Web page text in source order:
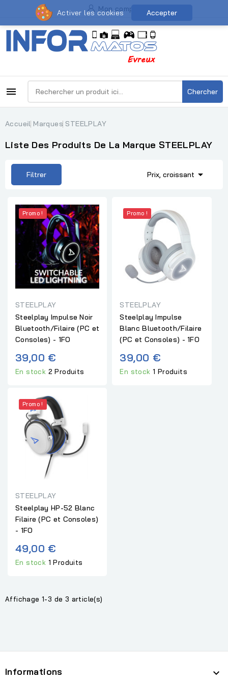
Mon compte
 Chercher
Accueil Marques STEELPLAY
Liste Des Produits De La Marque STEELPLAY
Filtrer Prix, croissant 
Promo !
STEELPLAY
Steelplay Impulse Noir
Bluetooth/Filaire (PC et
Consoles) - 1FO
39,00 €
En stock 2 Produits
Promo !
STEELPLAY
Steelplay Impulse
Blanc Bluetooth/Filaire
(PC et Consoles) - 1FO
39,00 €
En stock1 Produits
Promo !
STEELPLAY
Steelplay HP-52 Blanc
Filaire (PC et Consoles)
- 1FO
49,00 €
En stock 1 Produits
Affichage 1-3 de 3 article(s)
Informations 
Activer les cookies Accepter